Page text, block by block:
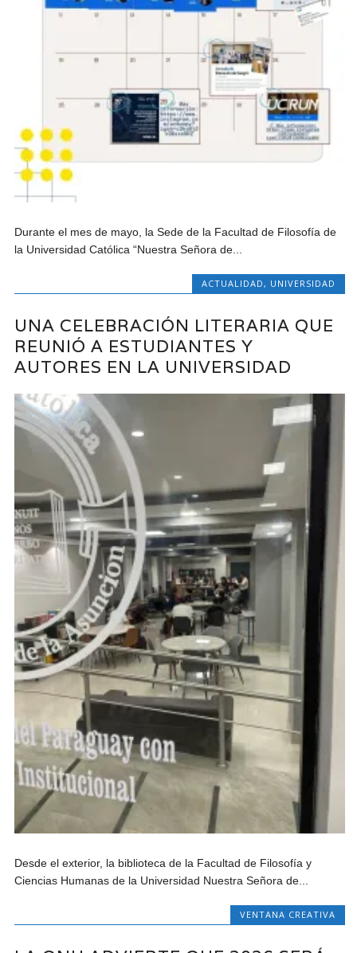
Durante el mes de mayo, la Sede de la Facultad de Filosofía de
la Universidad Católica “Nuestra Señora de...
ACTUALIDAD, UNIVERSIDAD
UNA CELEBRACIÓN LITERARIA QUE
REUNIÓ A ESTUDIANTES Y
AUTORES EN LA UNIVERSIDAD
Desde el exterior, la biblioteca de la Facultad de Filosofía y
Ciencias Humanas de la Universidad Nuestra Señora de...
VENTANA CREATIVA